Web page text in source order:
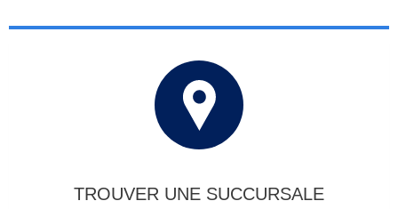
TROUVER UNE SUCCURSALE